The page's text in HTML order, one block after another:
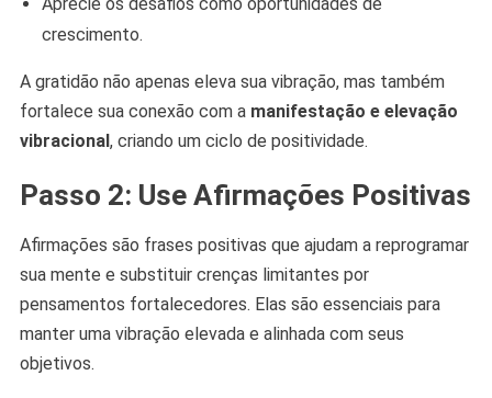
Aprecie os desafios como oportunidades de
crescimento.
A gratidão não apenas eleva sua vibração, mas também
fortalece sua conexão com a manifestação e elevação
vibracional , criando um ciclo de positividade.
Passo 2: Use Afirmações Positivas
Afirmações são frases positivas que ajudam a reprogramar
sua mente e substituir crenças limitantes por
pensamentos fortalecedores. Elas são essenciais para
manter uma vibração elevada e alinhada com seus
objetivos.